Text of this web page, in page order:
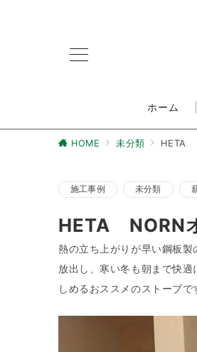
ホーム
HOME 未分類 HETA
施工事例 未分類
HETA NORN
熱の立ち上がりが早い鋼板
放出し、寒い冬も朝まで快
しめるおススメのストーブで